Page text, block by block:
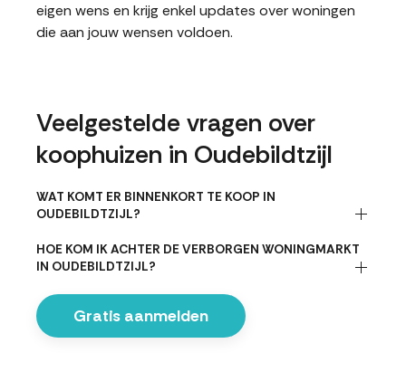
eigen wens en krijg enkel updates over woningen
die aan jouw wensen voldoen.
Veelgestelde vragen over
koophuizen in Oudebildtzijl
WAT KOMT ER BINNENKORT TE KOOP IN
OUDEBILDTZIJL?
HOE KOM IK ACHTER DE VERBORGEN WONINGMARKT
IN OUDEBILDTZIJL?
Gratis aanmelden